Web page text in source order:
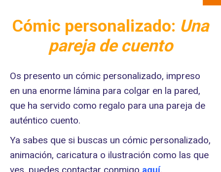
Cómic personalizado: Una
pareja de cuento
Os presento un cómic personalizado, impreso
en una enorme lámina para colgar en la pared,
que ha servido como regalo para una pareja de
auténtico cuento.
Ya sabes que si buscas un cómic personalizado,
animación, caricatura o ilustración como las que